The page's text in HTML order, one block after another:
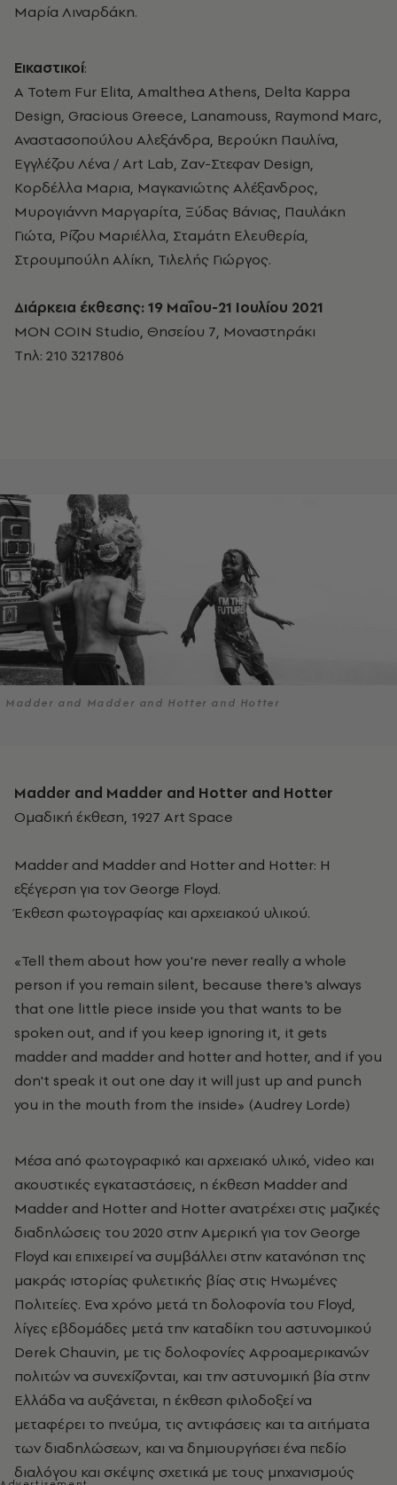
Μαρία Λιναρδάκη.
Εικαστικοί:
A Totem Fur Elita, Amalthea Athens, Delta Kappa
Design, Gracious Greece, Lanamouss, Raymond Marc,
Αναστασοπούλου Αλεξάνδρα, Βερούκη Παυλίνα,
Εγγλέζου Λένα / Art Lab, Ζαν-Στεφαν Design,
Κορδέλλα Μαρια, Μαγκανιώτης Αλέξανδρος,
Μυρογιάννη Μαργαρίτα, Ξύδας Βάνιας, Παυλάκη
Γιώτα, Ρίζου Μαριέλλα, Σταμάτη Ελευθερία,
Στρουμπούλη Αλίκη, Τιλελής Γιώργος.
Διάρκεια έκθεσης: 19 Μαΐου-21 Ιουλίου 2021
MON COIN Studio, Θησείου 7, Μοναστηράκι
Tηλ: 210 3217806
Madder and Madder and Hotter and Hotter
Madder and Madder and Hotter and Hotter
Ομαδική έκθεση, 1927 Art Space
Madder and Madder and Hotter and Hotter: Η
εξέγερση για τον George Floyd.
Έκθεση φωτογραφίας και αρχειακού υλικού.
«Tell them about how you're never really a whole
person if you remain silent, because there's always
that one little piece inside you that wants to be
spoken out, and if you keep ignoring it, it gets
madder and madder and hotter and hotter, and if you
don't speak it out one day it will just up and punch
you in the mouth from the inside» (Audrey Lorde)
Μέσα από φωτογραφικό και αρχειακό υλικό, video και
ακουστικές εγκαταστάσεις, η έκθεση Madder and
Madder and Hotter and Hotter ανατρέχει στις μαζικές
διαδηλώσεις του 2020 στην Αμερική για τον George
Floyd και επιχειρεί να συμβάλλει στην κατανόηση της
μακράς ιστορίας φυλετικής βίας στις Ηνωμένες
Πολιτείες. Ενα χρόνο μετά τη δολοφονία του Floyd,
λίγες εβδομάδες μετά την καταδίκη του αστυνομικού
Derek Chauvin, με τις δολοφονίες Αφροαμερικανών
πολιτών να συνεχίζονται, και την αστυνομική βία στην
Ελλάδα να αυξάνεται, η έκθεση φιλοδοξεί να
μεταφέρει το πνεύμα, τις αντιφάσεις και τα αιτήματα
των διαδηλώσεων, και να δημιουργήσει ένα πεδίο
διαλόγου και σκέψης σχετικά με τους μηχανισμούς